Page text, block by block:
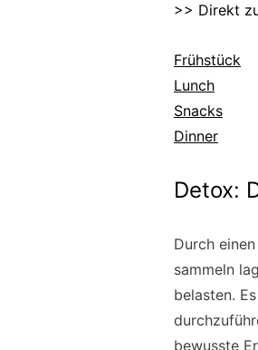
>> Direkt
Frühstück
Lunch
Snacks
Dinner
Detox:
Durch
sammeln
belasten.
bewusste